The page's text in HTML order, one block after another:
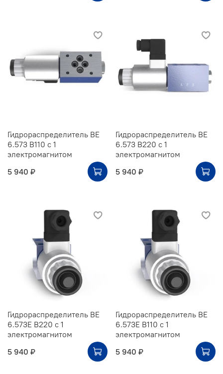
Гидрораспределитель ВЕ
6.573 В110 с 1
электромагнитом
5 940 ₽
Гидрораспределитель ВЕ
6.573 В220 с 1
электромагнитом
5 940 ₽
Гидрораспределитель ВЕ
6.573Е В220 с 1
электромагнитом
5 940 ₽
Гидрораспределитель ВЕ
6.573Е В110 с 1
электромагнитом
5 940 ₽